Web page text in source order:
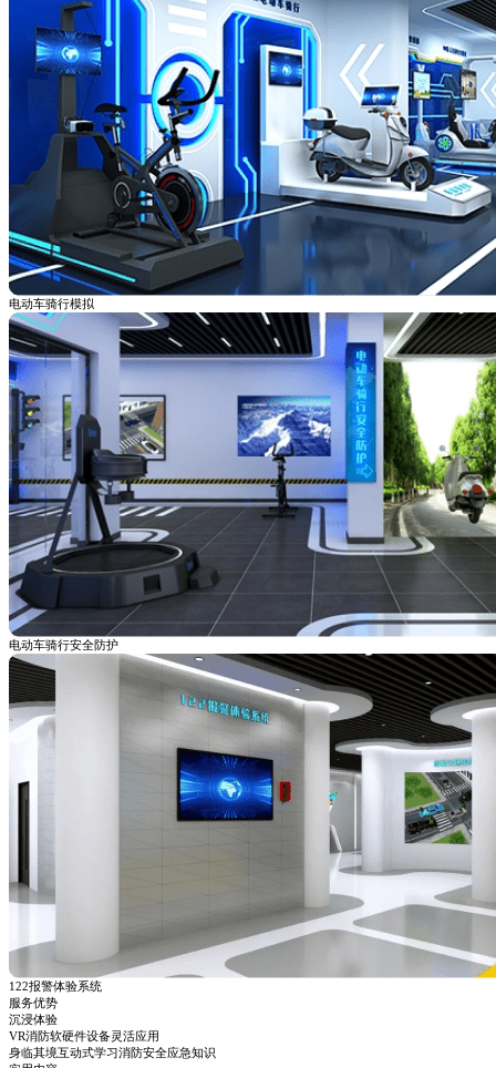
电动车骑行模拟
电动车骑行安全防护
122报警体验系统
服务优势
沉浸体验
VR消防软硬件设备灵活应用
身临其境互动式学习消防安全应急知识